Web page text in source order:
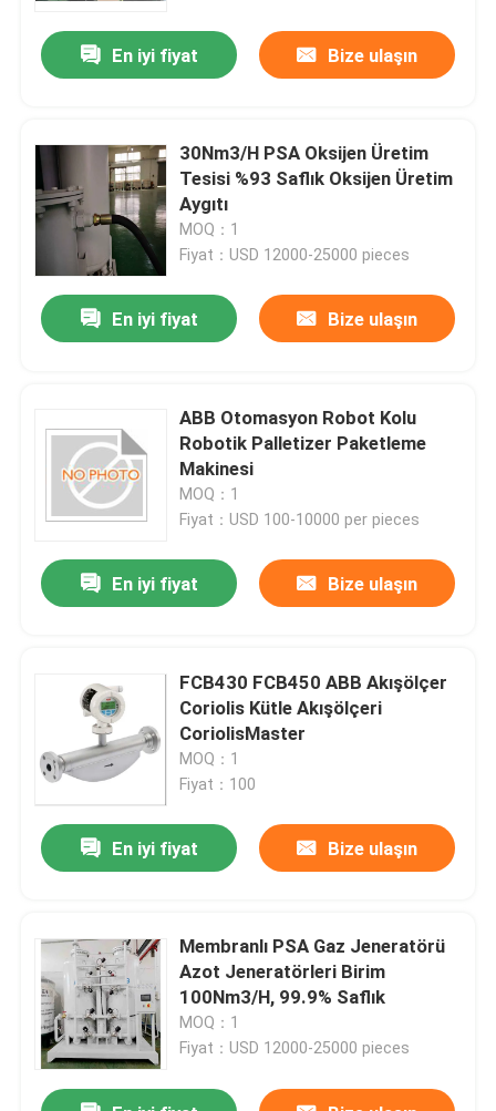
Ana sayfa
Ürünler
VİDEOLAR
En iyi fiyat Bize ulaşın
30Nm3/H PSA Oksijen Üretim
Tesisi %93 Saflık Oksijen Üretim
Aygıtı
MOQ：1
Fiyat：USD 12000-25000 pieces
En iyi fiyat Bize ulaşın
ABB Otomasyon Robot Kolu
Robotik Palletizer Paketleme
Makinesi
MOQ：1
Fiyat：USD 100-10000 per pieces
En iyi fiyat Bize ulaşın
FCB430 FCB450 ABB Akışölçer
Coriolis Kütle Akışölçeri
CoriolisMaster
MOQ：1
Fiyat：100
En iyi fiyat Bize ulaşın
Membranlı PSA Gaz Jeneratörü
Azot Jeneratörleri Birim
100Nm3/H, 99.9% Saflık
MOQ：1
Fiyat：USD 12000-25000 pieces